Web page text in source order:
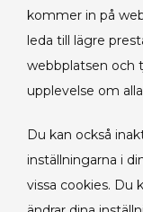
kommer in på
leda till lägre
webbplatsen och
upplevelse om
Du kan också
inställningarna i
vissa cookies. Du